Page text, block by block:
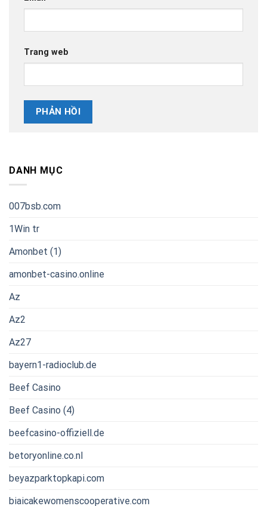
Trang web
DANH MỤC
007bsb.com
1Win tr
Amonbet (1)
amonbet-casino.online
Az
Az2
Az27
bayern1-radioclub.de
Beef Casino
Beef Casino (4)
beefcasino-offiziell.de
betoryonline.co.nl
beyazparktopkapi.com
biaicakewomenscooperative.com